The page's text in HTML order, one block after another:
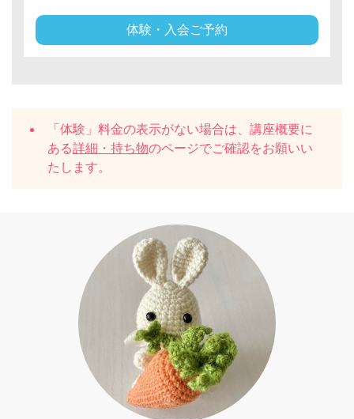
体験・入会ご予約
「体験」料金の表示がない場合は、講座概要に
ある詳細・持ち物のページでご確認をお願いい
たします。